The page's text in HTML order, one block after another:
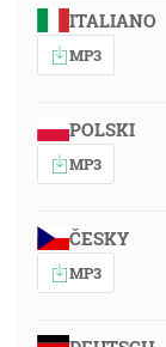
ITALIANO
MP3
POLSKI
MP3
ČESKY
MP3